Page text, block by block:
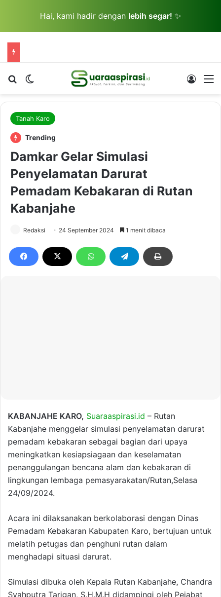
Hai, kami hadir dengan lebih segar! ✨
Cari berita...Switch skin Log In
Tanah Karo
Trending
Damkar Gelar Simulasi
Penyelamatan Darurat
Pemadam Kebakaran di Rutan
Kabanjahe
Redaksi 24 September 2024 1 menit dibaca
KABANJAHE KARO, Suaraaspirasi.id – Rutan
Kabanjahe menggelar simulasi penyelamatan darurat
pemadam kebakaran sebagai bagian dari upaya
meningkatkan kesiapsiagaan dan keselamatan
penanggulangan bencana alam dan kebakaran di
lingkungan lembaga pemasyarakatan/Rutan,Selasa
24/09/2024.
Acara ini dilaksanakan berkolaborasi dengan Dinas
Pemadam Kebakaran Kabupaten Karo, bertujuan untuk
melatih petugas dan penghuni rutan dalam
menghadapi situasi darurat.
Simulasi dibuka oleh Kepala Rutan Kabanjahe, Chandra
Syahputra Tarigan, S.H.M.H didampingi oleh Pejabat